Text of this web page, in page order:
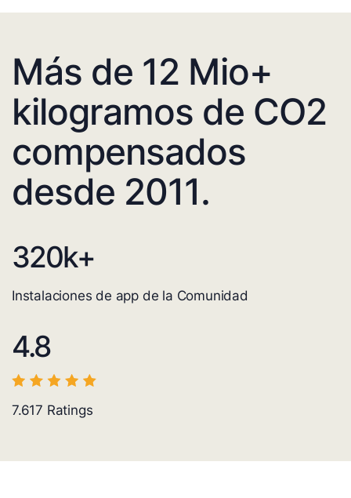
Más de 12 Mio+
kilogramos de CO2
compensados
desde 2011.
320k+
Instalaciones de app de la Comunidad
4.8
7.617 Ratings